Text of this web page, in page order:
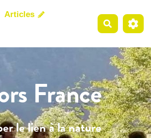
Articles
France
le lien à la nature